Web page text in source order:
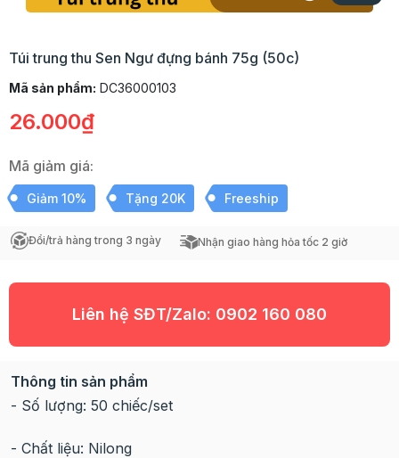
Túi trung thu Sen Ngư đựng bánh 75g (50c)
Mã sản phẩm: DC36000103
26.000₫
Mã giảm giá:
Giảm 10% Tặng 20K Freeship
Đổi/trả hàng trong 3 ngày Nhận giao hàng hỏa tốc 2 giờ
Liên hệ SĐT/Zalo: 0902 160 080
Thông tin sản phẩm
- Số lượng: 50 chiếc/set
- Chất liệu: Nilong